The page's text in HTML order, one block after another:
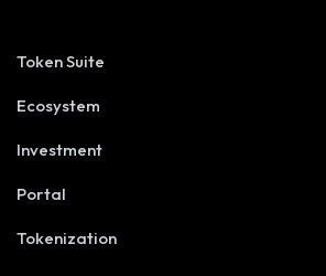
Token Suite
Ecosystem
Investment
Portal
Tokenization